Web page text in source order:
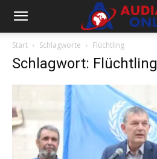
Start Schlagworte Flüchtling
Schlagwort: Flüchtling